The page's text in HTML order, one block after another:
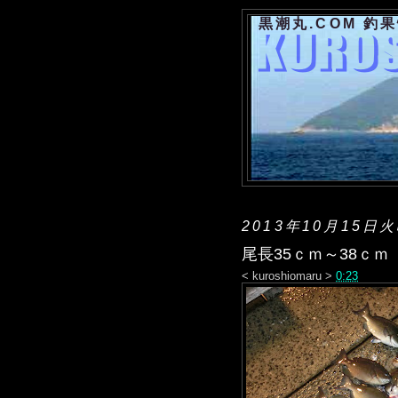
黒潮丸.COM 釣
2013年10月15日火
尾長35ｃｍ～38ｃｍ
< kuroshiomaru > 0:23